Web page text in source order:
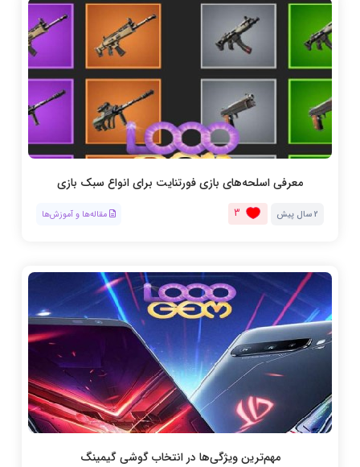
معرفی اسلحه‌های بازی فورتنایت برای انواع سبک بازی
2 سال پیش 3 مقاله‌ها و آموزش‌ها
مهم‌ترین ویژگی‌ها در انتخاب گوشی گیمینگ